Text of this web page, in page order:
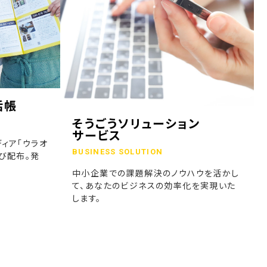
帳
ア「ウラオ
配布。発
そうごうソリューション
サービス
BUSINESS SOLUTION
中小企業での課題解決のノウハウを活かし
て、あなたのビジネスの効率化を実現いた
します。